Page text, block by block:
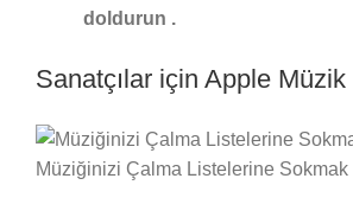
doldurun .
Sanatçılar için Apple Müzik
Müziğinizi Çalma Listelerine Sokmak